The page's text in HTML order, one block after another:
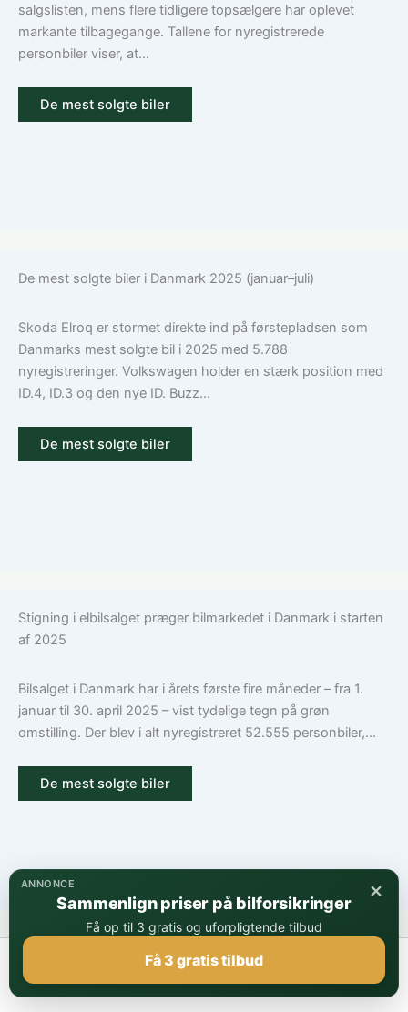
ansvar,
kasko
salgslisten, mens flere tidligere topsælgere har oplevet
markante tilbagegange. Tallene for nyregistrerede
personbiler viser, at...
De mest solgte biler
De mest solgte biler i Danmark 2025 (januar–juli)
Skoda Elroq er stormet direkte ind på førstepladsen som
Danmarks mest solgte bil i 2025 med 5.788
nyregistreringer. Volkswagen holder en stærk position med
ID.4, ID.3 og den nye ID. Buzz...
De mest solgte biler
Stigning i elbilsalget præger bilmarkedet i Danmark i starten
af 2025
Bilsalget i Danmark har i årets første fire måneder – fra 1.
januar til 30. april 2025 – vist tydelige tegn på grøn
omstilling. Der blev i alt nyregistreret 52.555 personbiler,...
De mest solgte biler
Copyright © 2026 | Powered by Astra WordPress Tema
×
ANNONCE
Sammenlign priser på bilforsikringer
Få op til 3 gratis og uforpligtende tilbud
Få 3 gratis tilbud